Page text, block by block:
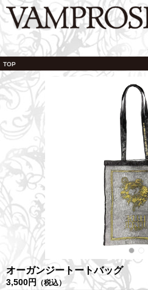
TOP
オーガンジートートバッグ
3,500円 （税込）